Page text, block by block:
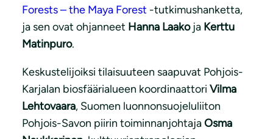
Forests – the Maya Forest -tutkimushanketta,
ja sen ovat ohjanneet Hanna Laakoja Kerttu
Matinpuro.
Keskustelijoiksi tilaisuuteen saapuvat Pohjois-
Karjalan biosfäärialueen koordinaattori Vilma
Lehtovaara, Suomen luonnonsuojeluliiton
Pohjois-Savon piirin toiminnanjohtajaOsma